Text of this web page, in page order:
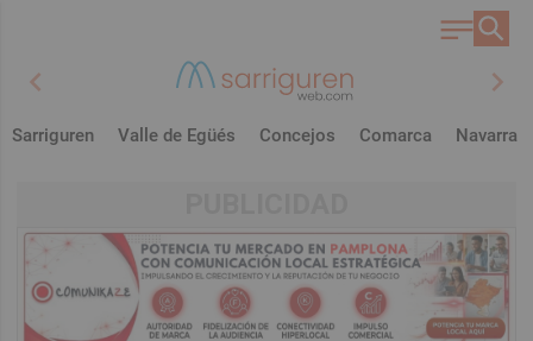
chevron_left chevron_right
Sarriguren Valle de Egüés Concejos Comarca Navarra